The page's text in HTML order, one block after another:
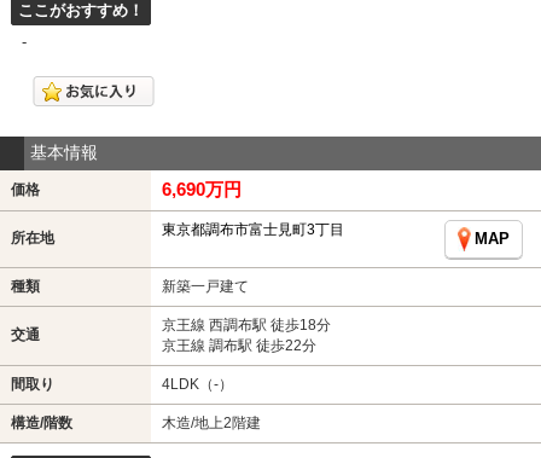
ここがおすすめ！
-
基本情報
価格 6,690万円
所在地 東京都調布市富士見町3丁目
MAP
種類 新築一戸建て
交通
京王線 西調布駅 徒歩18分
京王線 調布駅 徒歩22分
間取り 4LDK（-）
構造/階数 木造/地上2階建